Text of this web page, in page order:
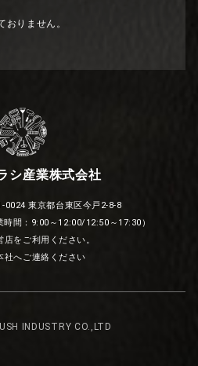
おりません。
シ産業株式会社
0024 東京都台東区今戸2-8-8
間：9:00～12:00/12:50～17:30）
店をご利用ください。
社へご連絡ください
INDUSTRY CO.,LTD